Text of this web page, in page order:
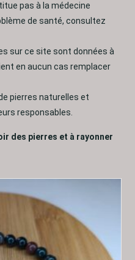
pas à la médecine
de santé, consultez
sur ce site sont données à
en aucun cas remplacer
pierres naturelles et
responsables.
des pierres et à rayonner